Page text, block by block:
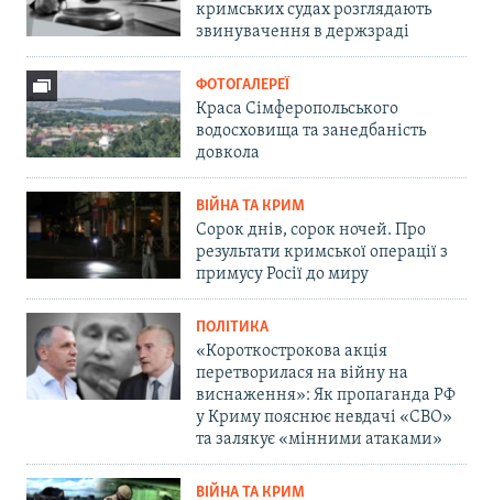
кримських судах розглядають
звинувачення в держзраді
ФОТОГАЛЕРЕЇ
Краса Сімферопольського
водосховища та занедбаність
довкола
ВІЙНА ТА КРИМ
Сорок днів, сорок ночей. Про
результати кримської операції з
примусу Росії до миру
ПОЛІТИКА
«Короткострокова акція
перетворилася на війну на
виснаження»: Як пропаганда РФ
у Криму пояснює невдачі «СВО»
та залякує «мінними атаками»
ВІЙНА ТА КРИМ